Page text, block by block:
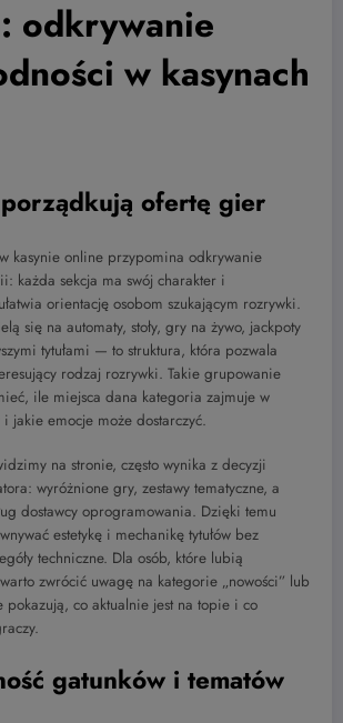
odkrywanie
w kasynach
ofertę gier
kasynie online przypomina odkrywanie
każda sekcja ma swój charakter i
orientację osobom szukającym rozrywki.
się na automaty, stoły, gry na żywo, jackpoty
tytułami — to struktura, która pozwala
rodzaj rozrywki. Takie grupowanie
ile miejsca dana kategoria zajmuje w
i jakie emocje może dostarczyć.
na stronie, często wynika z decyzji
wyróżnione gry, zestawy tematyczne, a
dostawcy oprogramowania. Dzięki temu
estetykę i mechanikę tytułów bez
techniczne. Dla osób, które lubią
zwrócić uwagę na kategorie „nowości” lub
co aktualnie jest na topie i co
gatunków i tematów